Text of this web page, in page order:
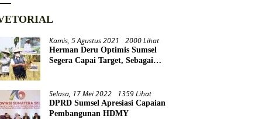
Kamis, 5 Agustus 2021 2000 Lihat
Herman Deru Optimis Sumsel
Segera Capai Target, Sebagai
Selasa, 17 Mei 2022 1359 Lihat
DPRD Sumsel Apresiasi Capaian
Pembangunan HDMY